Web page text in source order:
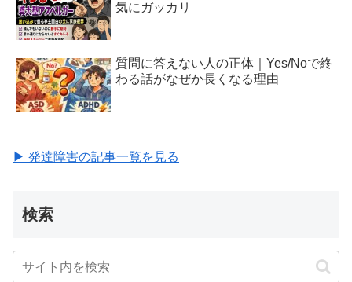
気にガッカリ
質問に答えない人の正体｜Yes/Noで終
わる話がなぜか長くなる理由
▶ 発達障害の記事一覧を見る
検索